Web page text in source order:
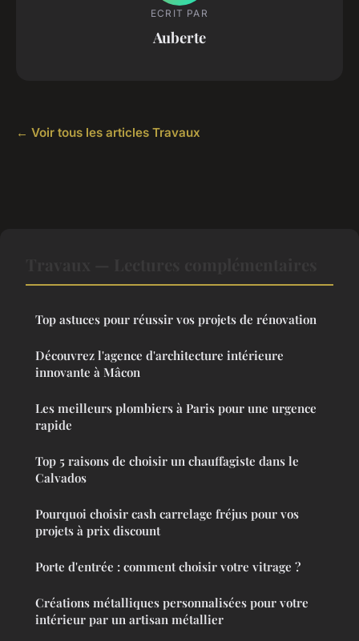
ECRIT PAR
Auberte
← Voir tous les articles Travaux
Top astuces pour réussir vos projets de rénovation
Découvrez l'agence d'architecture intérieure
innovante à Mâcon
Les meilleurs plombiers à Paris pour une urgence
rapide
Top 5 raisons de choisir un chauffagiste dans le
Calvados
Pourquoi choisir cash carrelage fréjus pour vos
projets à prix discount
Porte d'entrée : comment choisir votre vitrage ?
Créations métalliques personnalisées pour votre
intérieur par un artisan métallier